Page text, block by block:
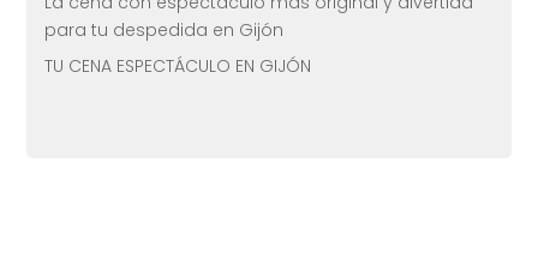
para tu despedida en Gijón
TU CENA ESPECTÁCULO EN GIJÓN